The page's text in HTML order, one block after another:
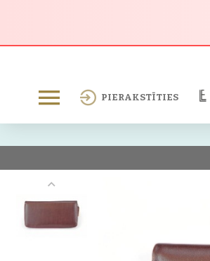
PIERAKSTĪTIES